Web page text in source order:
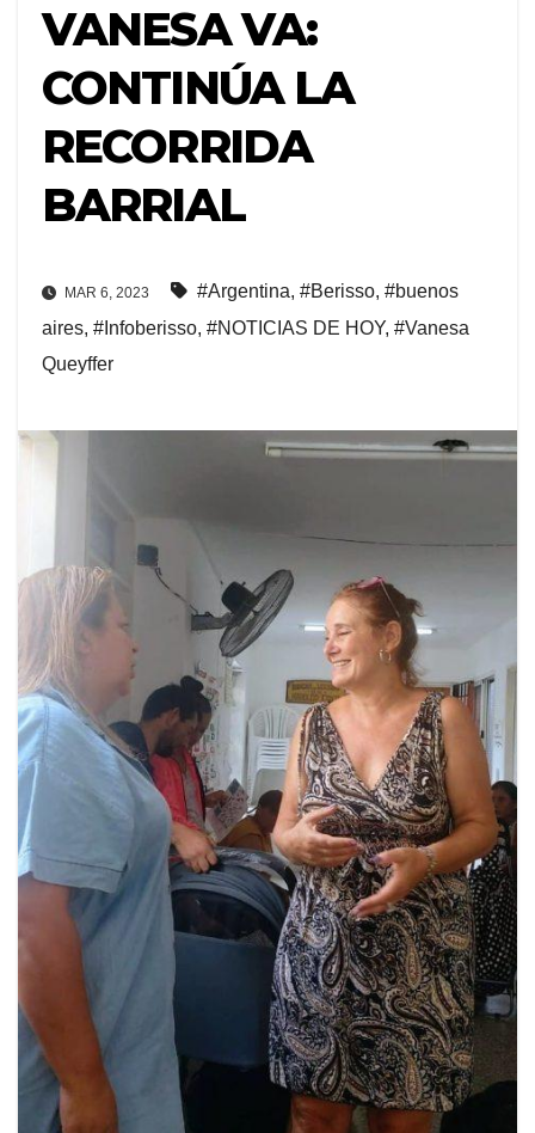
VANESA VA:
CONTINÚA LA
RECORRIDA
BARRIAL
MAR 6, 2023 #Argentina, #Berisso, #buenos
aires, #Infoberisso, #NOTICIAS DE HOY, #Vanesa
Queyffer